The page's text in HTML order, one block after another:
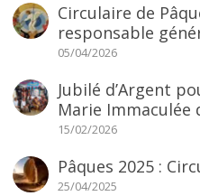
Circulaire de
responsable
05/04/2026
Jubilé d’Argent
Marie Immaculée
15/02/2026
Pâques 2025 :
25/04/2025